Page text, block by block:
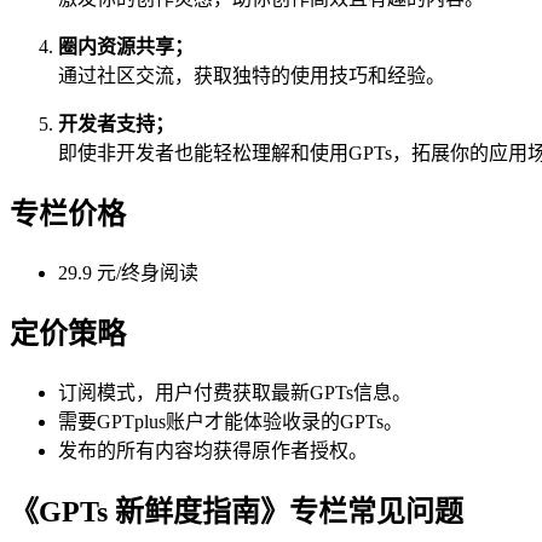
圈内资源共享；
通过社区交流，获取独特的使用技巧和经验。
开发者支持；
即使非开发者也能轻松理解和使用GPTs，拓展你的应用
专栏价格
29.9 元/终身阅读
定价策略
订阅模式，用户付费获取最新GPTs信息。
需要GPTplus账户才能体验收录的GPTs。
发布的所有内容均获得原作者授权。
《GPTs 新鲜度指南》专栏常见问题